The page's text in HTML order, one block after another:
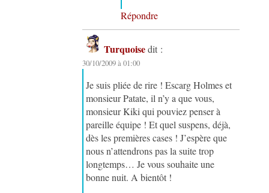
Répondre
Turquoise dit :
30/10/2009 à 01:00
Je suis pliée de rire ! Escarg Holmes et
monsieur Patate, il n’y a que vous,
monsieur Kiki qui pouviez penser à
pareille équipe ! Et quel suspens, déjà,
dès les premières cases ! J’espère que
nous n’attendrons pas la suite trop
longtemps… Je vous souhaite une
bonne nuit. A bientôt !